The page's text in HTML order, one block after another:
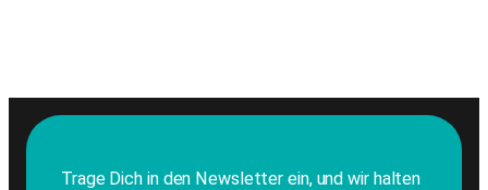
Trage Dich in den Newsletter ein, und wir halten